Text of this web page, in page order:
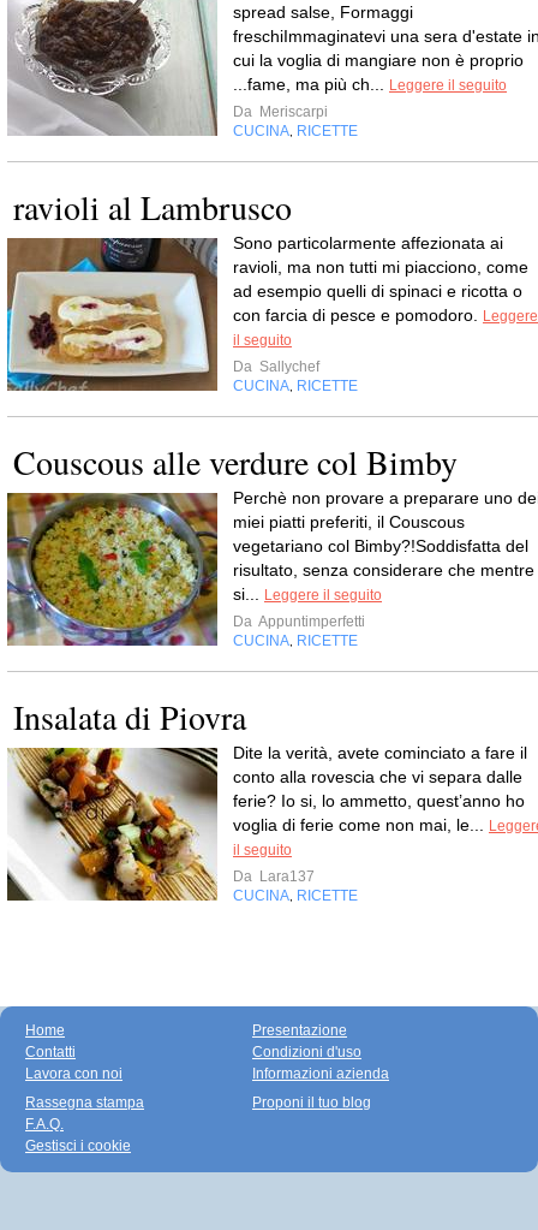
spread salse, Formaggi
freschiImmaginatevi una sera d'estate
cui la voglia di mangiare non è proprio
...fame, ma più ch... Leggere il seguito
Da Meriscarpi
CUCINA, RICETTE
ravioli al Lambrusco
Sono particolarmente affezionata ai
ravioli, ma non tutti mi piacciono, come
ad esempio quelli di spinaci e ricotta o
con farcia di pesce e pomodoro. Leggere
il seguito
Da Sallychef
CUCINA, RICETTE
Couscous alle verdure col Bimby
Perchè non provare a preparare uno
miei piatti preferiti, il Couscous
vegetariano col Bimby?!Soddisfatta del
risultato, senza considerare che mentre
si... Leggere il seguito
Da Appuntimperfetti
CUCINA, RICETTE
Insalata di Piovra
Dite la verità, avete cominciato a fare il
conto alla rovescia che vi separa dalle
ferie? Io si, lo ammetto, quest’anno ho
voglia di ferie come non mai, le...
il seguito
Da Lara137
CUCINA, RICETTE
Home
Contatti
Lavora con noi
Presentazione
Condizioni d'uso
Informazioni azienda
Rassegna stampa
F.A.Q.
Gestisci i cookie
Proponi il tuo blog